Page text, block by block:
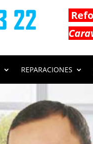
REPARACIONES